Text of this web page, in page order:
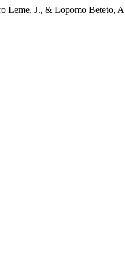
Leme, J., & Lopomo Beteto,